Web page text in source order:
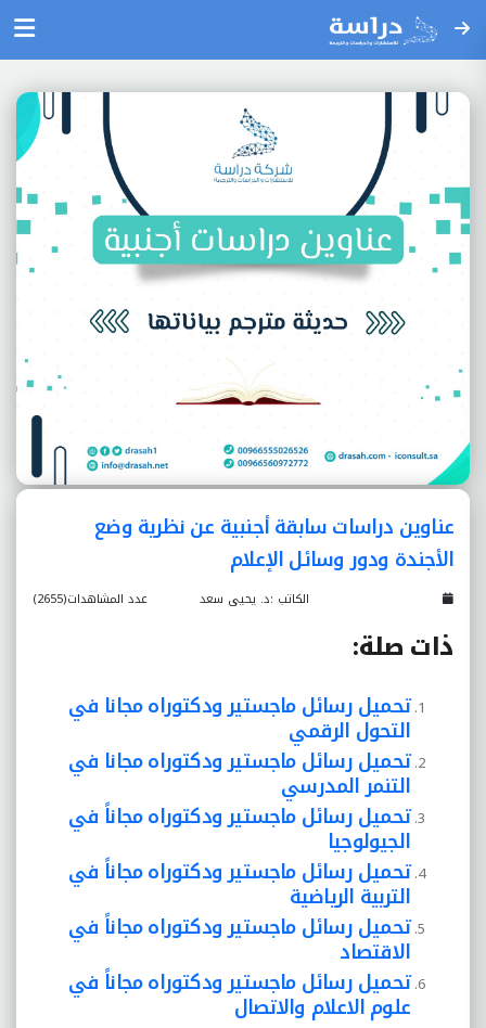
عناوين دراسات سابقة أجنبية عن نظرية وضع
الأجندة ودور وسائل الإعلام
عدد المشاهدات(2655) الكاتب :د. يحيى سعد
ذات صلة:
تحميل رسائل ماجستير ودكتوراه مجانا في
التحول الرقمي
تحميل رسائل ماجستير ودكتوراه مجانا في
التنمر المدرسي
تحميل رسائل ماجستير ودكتوراه مجاناً في
الجيولوجيا
تحميل رسائل ماجستير ودكتوراه مجاناً في
التربية الرياضية
تحميل رسائل ماجستير ودكتوراه مجاناً في
الاقتصاد
تحميل رسائل ماجستير ودكتوراه مجاناً في
علوم الاعلام والاتصال